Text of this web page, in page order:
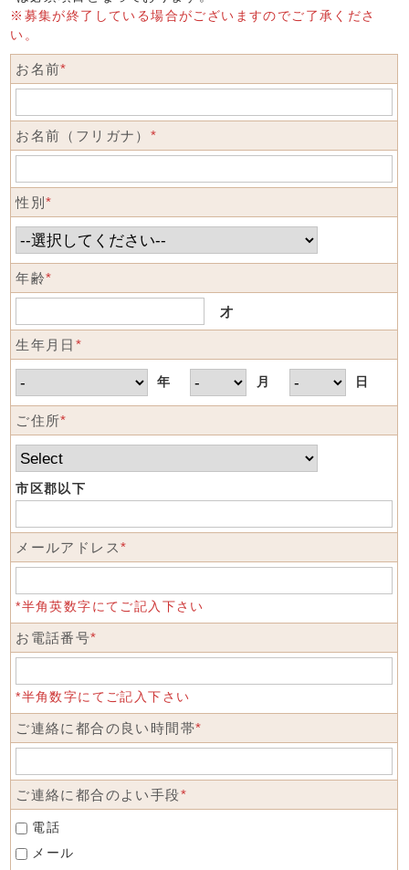
※募集が終了している場合がございますのでご了承くださ
い。
お名前*
お名前（フリガナ） *
性別*
年齢*
才
生年月日 *
年 月 日
ご住所*
市区郡以下
メールアドレス*
*半角英数字にてご記入下さい
お電話番号*
*半角数字にてご記入下さい
ご連絡に都合の良い時間帯*
ご連絡に都合のよい手段*
電話
メール